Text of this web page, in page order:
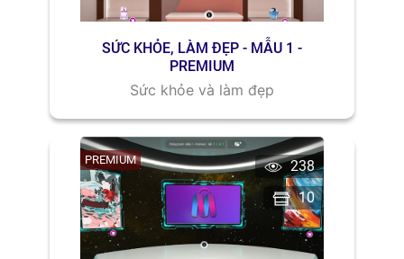
SỨC KHỎE, LÀM ĐẸP - MẪU 1 -
PREMIUM
Sức khỏe và làm đẹp
238
10
PREMIUM